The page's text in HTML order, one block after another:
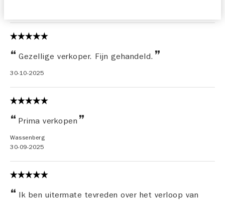
Gezellige verkoper. Fijn gehandeld.
30-10-2025
Prima verkopen
Wassenberg
30-09-2025
Ik ben uitermate tevreden over het verloop van